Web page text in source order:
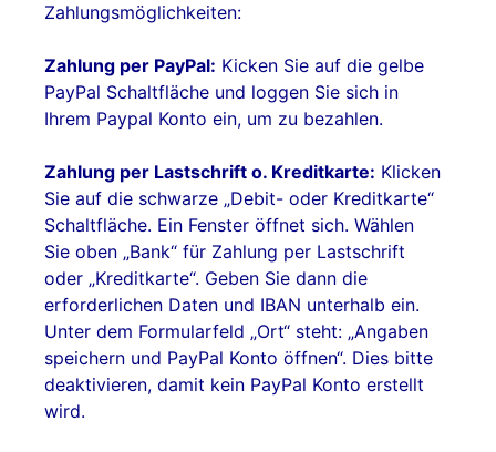
Zahlungsmöglichkeiten:
Zahlung per PayPal: Kicken Sie auf die gelbe
PayPal Schaltfläche und loggen Sie sich in
Ihrem Paypal Konto ein, um zu bezahlen.
Zahlung per Lastschrift o. Kreditkarte: Klicken
Sie auf die schwarze „Debit- oder Kreditkarte“
Schaltfläche. Ein Fenster öffnet sich. Wählen
Sie oben „Bank“ für Zahlung per Lastschrift
oder „Kreditkarte“. Geben Sie dann die
erforderlichen Daten und IBAN unterhalb ein.
Unter dem Formularfeld „Ort“ steht: „Angaben
speichern und PayPal Konto öffnen“. Dies bitte
deaktivieren, damit kein PayPal Konto erstellt
wird.